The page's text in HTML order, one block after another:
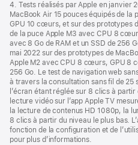
4. Tests réalisés par Apple en janvier
MacBook Air 15 pouces équipés de
GPU 10 cœurs, et sur des prototypes
de la puce Apple M3 avec CPU 8
avec 8 Go de RAM et un SSD de 256
mai 2022 sur des prototypes de
Apple M2 avec CPU 8 cœurs, GPU 8
256 Go. Le test de navigation web
à travers la consultation sans fil de 25
l’écran étant réglée sur 8 clics à
lecture vidéo sur l’app Apple TV
la lecture de contenus HD 1080p, la
8 clics à partir du niveau le plus bas.
fonction de la configuration et de
pour plus d’informations.